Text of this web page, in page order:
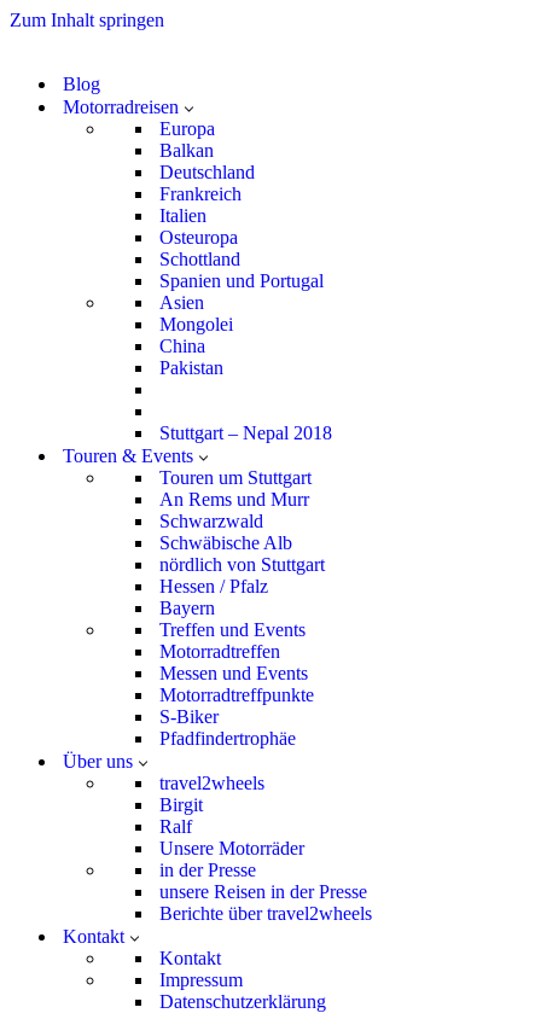
Zum Inhalt springen
Blog
Motorradreisen
Europa
Balkan
Deutschland
Frankreich
Italien
Osteuropa
Schottland
Spanien und Portugal
Asien
Mongolei
China
Pakistan
Stuttgart – Nepal 2018
Touren & Events
Touren um Stuttgart
An Rems und Murr
Schwarzwald
Schwäbische Alb
nördlich von Stuttgart
Hessen / Pfalz
Bayern
Treffen und Events
Motorradtreffen
Messen und Events
Motorradtreffpunkte
S-Biker
Pfadfindertrophäe
Über uns
travel2wheels
Birgit
Ralf
Unsere Motorräder
in der Presse
unsere Reisen in der Presse
Berichte über travel2wheels
Kontakt
Kontakt
Impressum
Datenschutzerklärung